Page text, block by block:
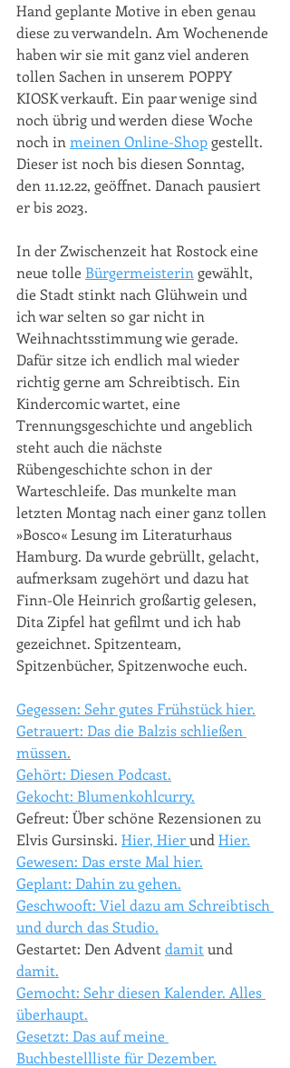
Hand geplante Motive in eben genau
diese zu verwandeln. Am Wochenende
haben wir sie mit ganz viel anderen
tollen Sachen in unserem POPPY
KIOSK verkauft. Ein paar wenige sind
noch übrig und werden diese Woche
noch in meinen Online-Shop gestellt.
Dieser ist noch bis diesen Sonntag,
den 11.12.22, geöffnet. Danach pausiert
er bis 2023.
In der Zwischenzeit hat Rostock eine
neue tolle Bürgermeisterin gewählt,
die Stadt stinkt nach Glühwein und
ich war selten so gar nicht in
Weihnachtsstimmung wie gerade.
Dafür sitze ich endlich mal wieder
richtig gerne am Schreibtisch. Ein
Kindercomic wartet, eine
Trennungsgeschichte und angeblich
steht auch die nächste
Rübengeschichte schon in der
Warteschleife. Das munkelte man
letzten Montag nach einer ganz tollen
»Bosco« Lesung im Literaturhaus
Hamburg. Da wurde gebrüllt, gelacht,
aufmerksam zugehört und dazu hat
Finn-Ole Heinrich großartig gelesen,
Dita Zipfel hat gefilmt und ich hab
gezeichnet. Spitzenteam,
Spitzenbücher, Spitzenwoche euch.
Gegessen: Sehr gutes Frühstück hier.
Getrauert: Das die Balzis schließen
müssen.
Gehört: Diesen Podcast.
Gekocht: Blumenkohlcurry.
Gefreut: Über schöne Rezensionen zu
Elvis Gursinski. Hier, Hier und Hier.
Gewesen: Das erste Mal hier.
Geplant: Dahin zu gehen.
Geschwooft: Viel dazu am Schreibtisch
und durch das Studio.
Gestartet: Den Advent damit und
damit.
Gemocht: Sehr diesen Kalender. Alles
überhaupt.
Gesetzt: Das auf meine
Buchbestellliste für Dezember.